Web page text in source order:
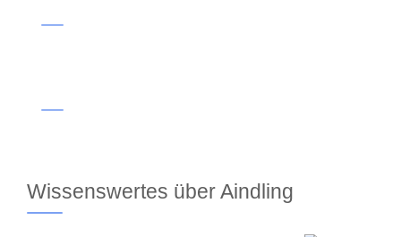
Wissenswertes über Aindling